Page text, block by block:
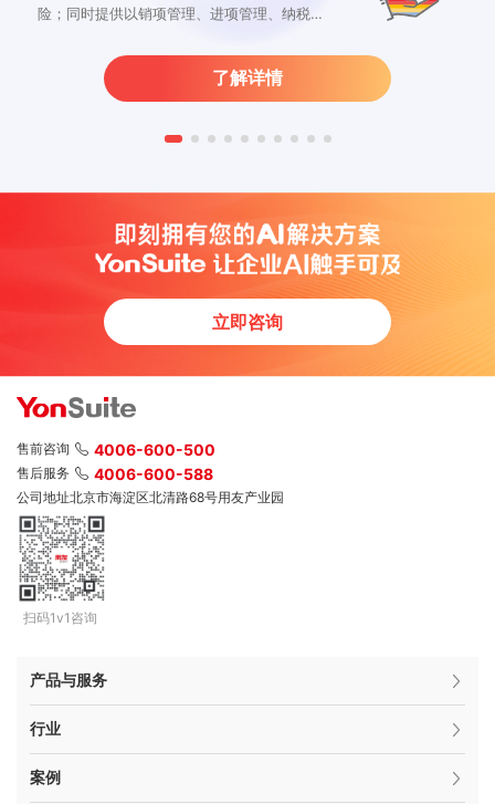
险；同时提供以销项管理、进项管理、纳税申
中所有涉税环节场景服务。
了解详情
立即咨询
售前咨询 4006-600-500
售后服务 4006-600-588
公司地址北京市海淀区北清路68号用友产业园
扫码1v1咨询
产品与服务
行业
案例